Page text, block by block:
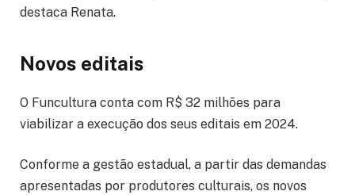
destaca Renata.
Novos editais
O Funcultura conta com R$ 32 milhões para
viabilizar a execução dos seus editais em 2024.
Conforme a gestão estadual, a partir das demandas
apresentadas por produtores culturais, os novos